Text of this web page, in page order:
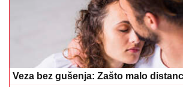
Veza bez gušenja: Zašto malo